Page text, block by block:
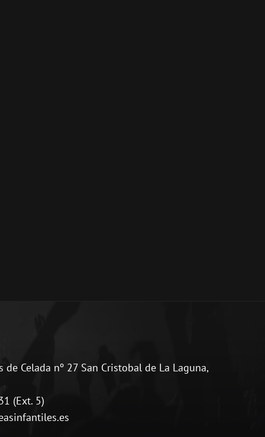
de Celada nº 27 San Cristobal de La Laguna,
(Ext. 5)